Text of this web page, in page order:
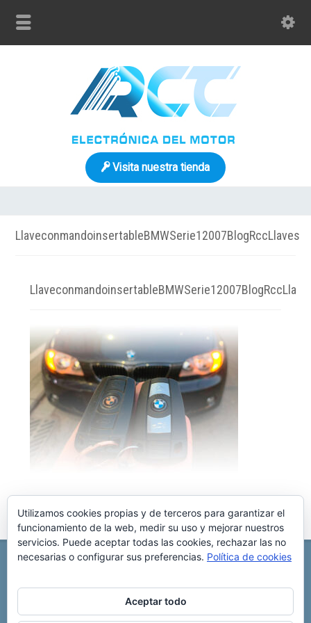
Visita nuestra tienda
LlaveconmandoinsertableBMWSerie12007BlogRccLlaves
REPARACIÓN CENTRALITA DE COCHE
C/ Virgen del pilar, 6 ,
Copyright © 2025 Reparación Centralita De Coche
Utilizamos cookies propias y de terceros para garantizar el
funcionamiento de la web, medir su uso y mejorar nuestros
servicios. Puede aceptar todas las cookies, rechazar las no
necesarias o configurar sus preferencias. Política de cookies
Aceptar todo